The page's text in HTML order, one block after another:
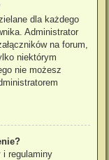
dla każdego
Administrator
na forum,
niektórym
nie możesz
i regulaminy